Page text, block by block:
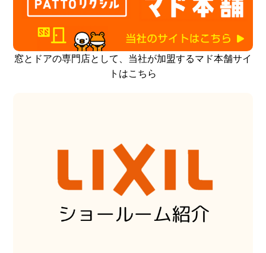
窓とドアの専門店として、当社が加盟するマド本舗サイ
トはこちら